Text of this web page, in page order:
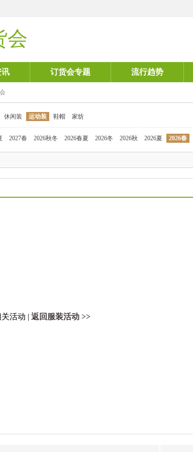
会
讯 订货会专题 流行趋势
休闲装 运动装 鞋帽 家纺
2027春 2026秋冬 2026春夏 2026冬 2026秋 2026夏 2026春
活动 | 返回服装活动 >>